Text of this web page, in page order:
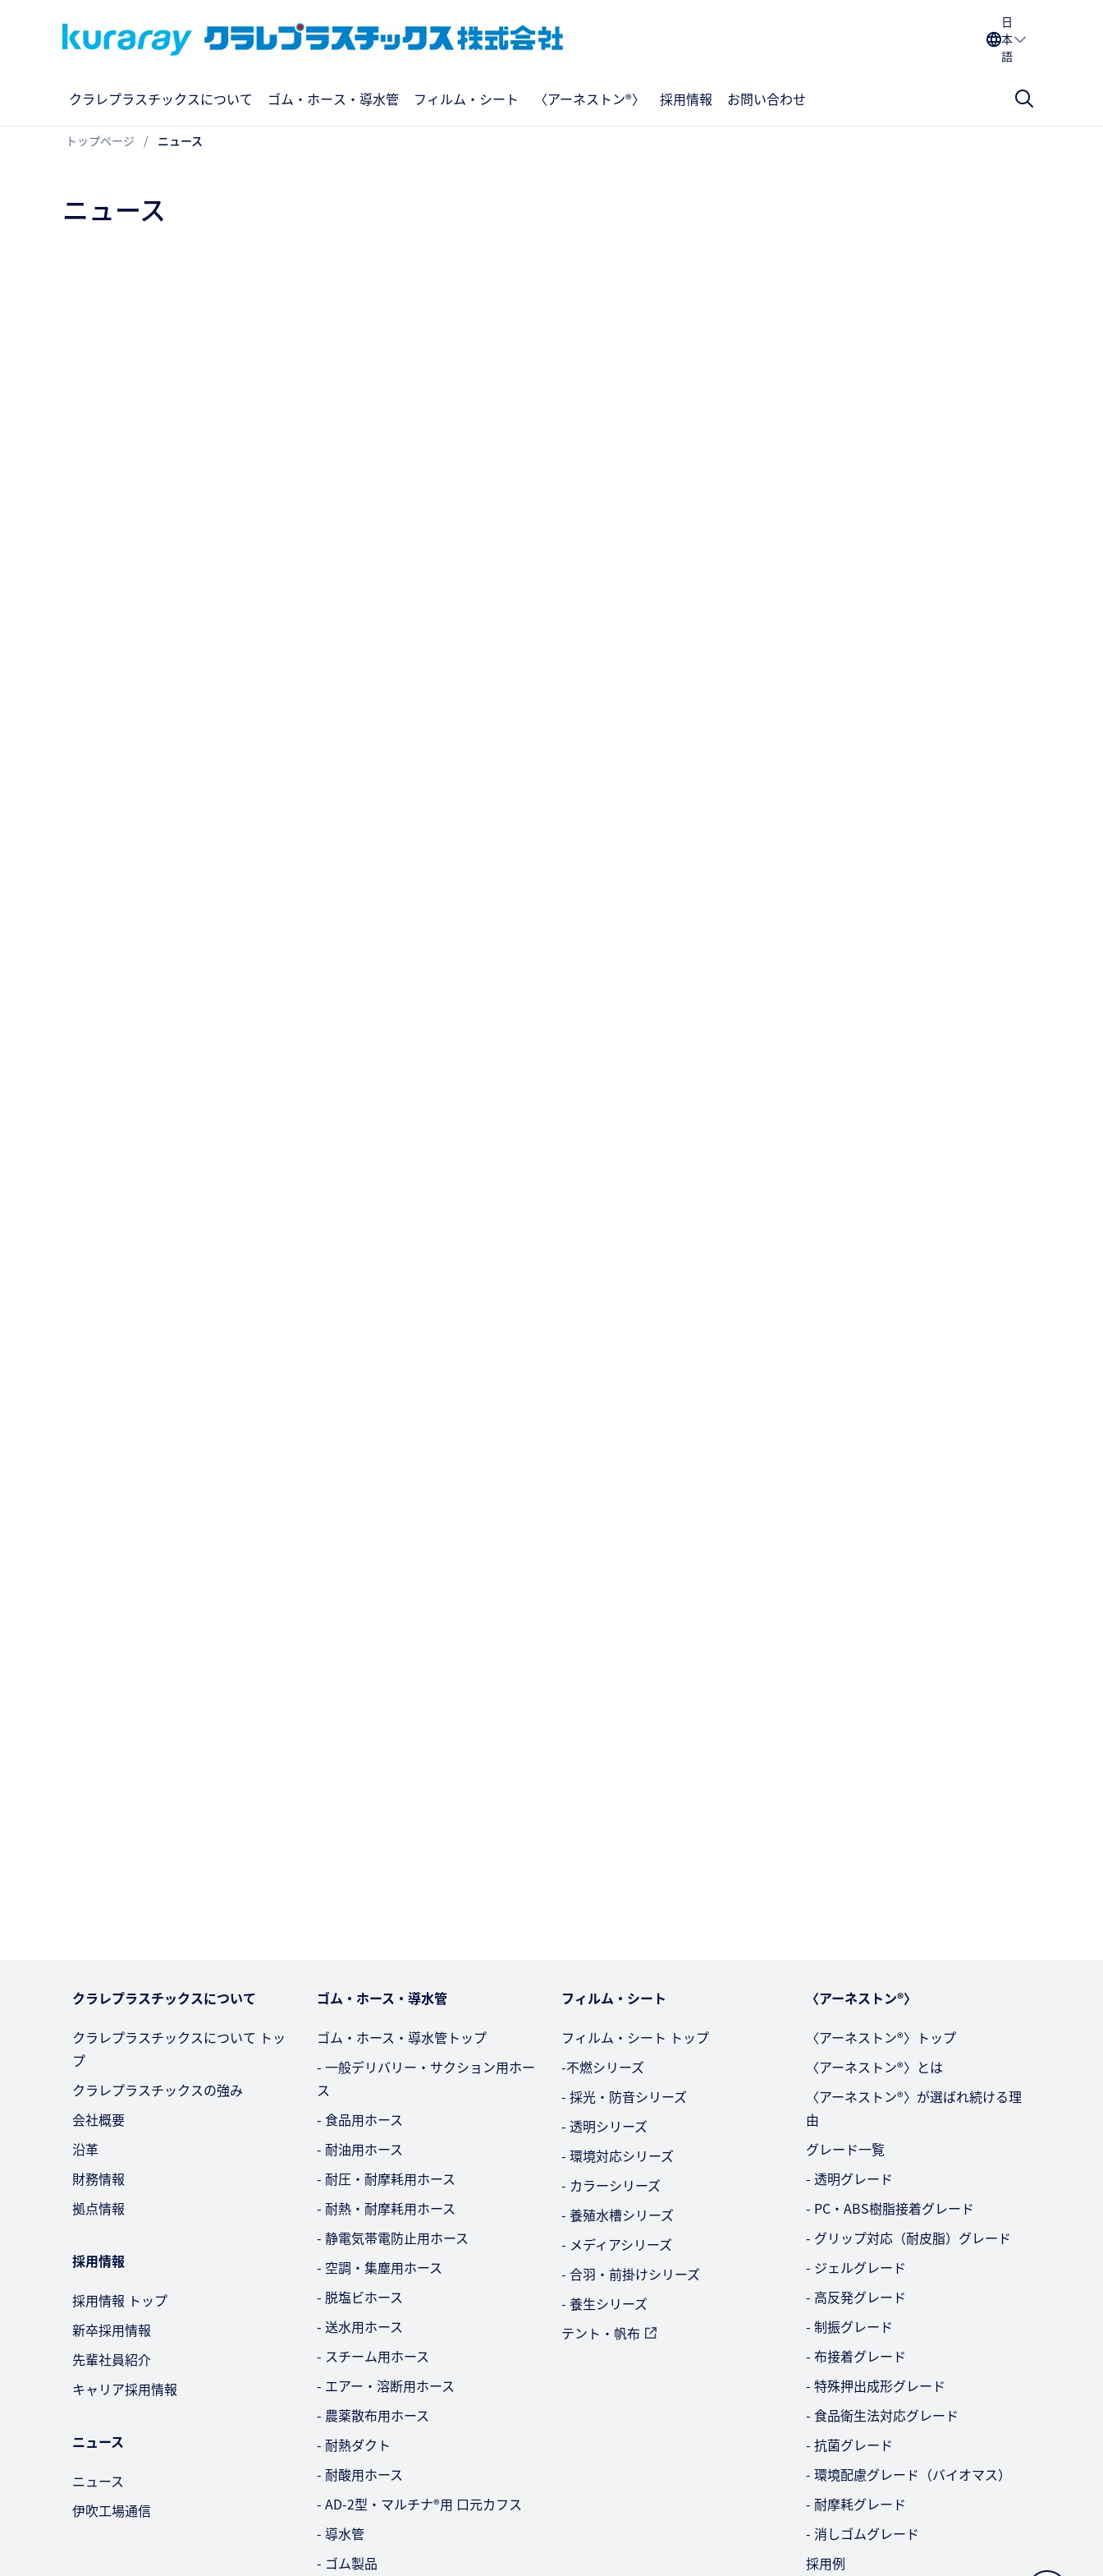
日
本
語
クラレプラスチックスについて ゴム・ホース・導水管 フィルム・シート 〈アーネストン®〉 採用情報 お問い合わせ
トップページ ニュース
ニュース
クラレプラスチックスについて
クラレプラスチックスについて トッ
プ
クラレプラスチックスの強み
会社概要
沿革
財務情報
拠点情報
採用情報
採用情報 トップ
新卒採用情報
先輩社員紹介
キャリア採用情報
ニュース
ニュース
伊吹工場通信
ゴム・ホース・導水管
ゴム・ホース・導水管トップ
- 一般デリバリー・サクション用ホー
ス
- 食品用ホース
- 耐油用ホース
- 耐圧・耐摩耗用ホース
- 耐熱・耐摩耗用ホース
- 静電気帯電防止用ホース
- 空調・集塵用ホース
- 脱塩ビホース
- 送水用ホース
- スチーム用ホース
- エアー・溶断用ホース
- 農薬散布用ホース
- 耐熱ダクト
- 耐酸用ホース
- AD-2型・マルチナ®用 口元カフス
- 導水管
- ゴム製品
フィルム・シート
フィルム・シート トップ
-不燃シリーズ
- 採光・防音シリーズ
- 透明シリーズ
- 環境対応シリーズ
- カラーシリーズ
- 養殖水槽シリーズ
- メディアシリーズ
- 合羽・前掛けシリーズ
- 養生シリーズ
テント・帆布
〈アーネストン®〉
〈アーネストン®〉トップ
〈アーネストン®〉とは
〈アーネストン®〉が選ばれ続ける理
由
グレード一覧
- 透明グレード
- PC・ABS樹脂接着グレード
- グリップ対応（耐皮脂）グレード
- ジェルグレード
- 高反発グレード
- 制振グレード
- 布接着グレード
- 特殊押出成形グレード
- 食品衛生法対応グレード
- 抗菌グレード
- 環境配慮グレード（バイオマス）
- 耐摩耗グレード
- 消しゴムグレード
採用例